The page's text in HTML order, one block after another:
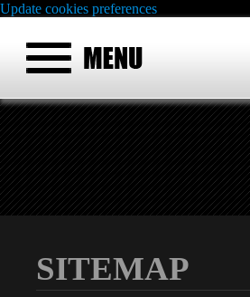
Update cookies preferences
SITEMAP